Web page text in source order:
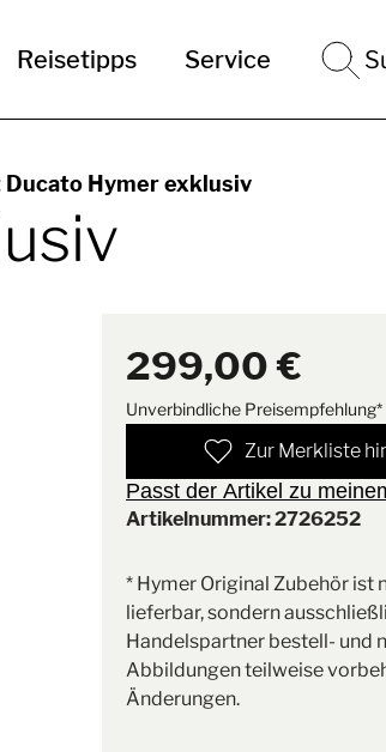
Reisetipps Service
Hymer exklusiv
299,00 €
Unverbindliche Preisempfehlung*
Zur Merkliste
Passt der Artikel zu
Artikelnummer: 2726252
* Hymer Original Zubehör ist
lieferbar, sondern
Handelspartner bestell- und
Abbildungen teilweise
Änderungen.